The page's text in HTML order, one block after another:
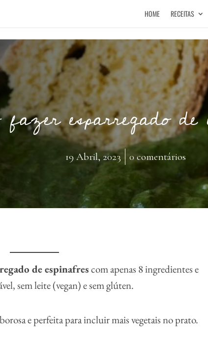
HOME RECEITAS
fazer esparregado de
19 Abril, 2023 0 comentários
de espinafrescom apenas 8 ingredientes e
sem leite (vegan) e sem glúten.
e perfeita para incluir mais vegetais no prato.